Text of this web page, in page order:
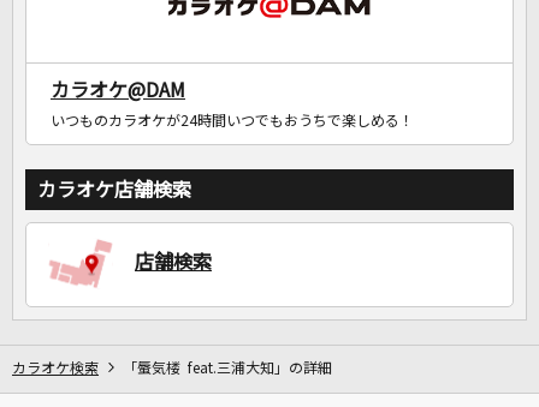
カラオケ@DAM
いつものカラオケが24時間いつでもおうちで楽しめる！
カラオケ店舗検索
店舗検索
カラオケ検索 「蜃気楼 feat.三浦大知」の詳細